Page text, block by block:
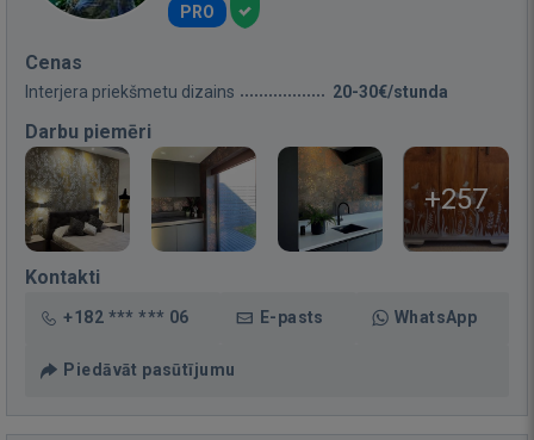
PRO
Cenas
Interjera priekšmetu dizains 20-30€/stunda
Darbu piemēri
+257
Kontakti
+182 *** *** 06 E-pasts WhatsApp
Piedāvāt pasūtījumu